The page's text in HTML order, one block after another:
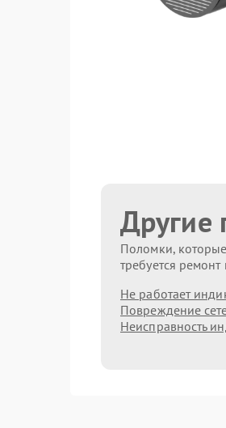
Другие
Поломки,
требуется
Не работает
Повреждение
Неисправность